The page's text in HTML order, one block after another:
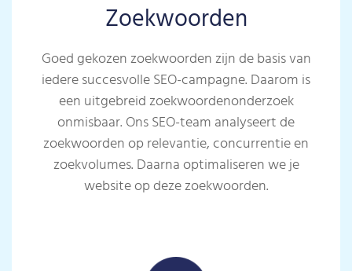
Zoekwoorden
Goed gekozen zoekwoorden zijn de basis van
iedere succesvolle SEO-campagne. Daarom is
een uitgebreid zoekwoordenonderzoek
onmisbaar. Ons SEO-team analyseert de
zoekwoorden op relevantie, concurrentie en
zoekvolumes. Daarna optimaliseren we je
website op deze zoekwoorden.